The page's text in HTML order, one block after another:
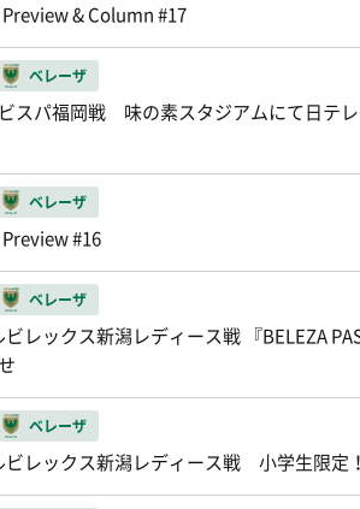
& Column #17
ベレーザ
スパ福岡戦 味の素スタジアムにて日テ
ベレーザ
#16
ベレーザ
レックス新潟レディース戦 『BELEZA
ベレーザ
レックス新潟レディース戦 小学生限定